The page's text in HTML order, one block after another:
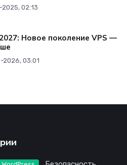
02:13
Новое поколение VPS —
2026, 03:01